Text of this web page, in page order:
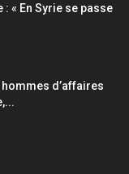
« En Syrie se passe
hommes d’affaires